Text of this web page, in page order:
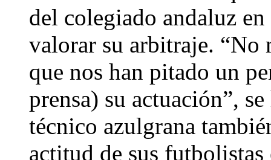
del colegiado andaluz
valorar su arbitraje.
que nos han pitado un
prensa) su actuación”,
técnico azulgrana
actitud de sus